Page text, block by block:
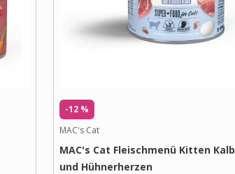
-12 %
MAC's Cat
MAC's Cat Fleischmenü Kitten Kalb
und Hühnerherzen